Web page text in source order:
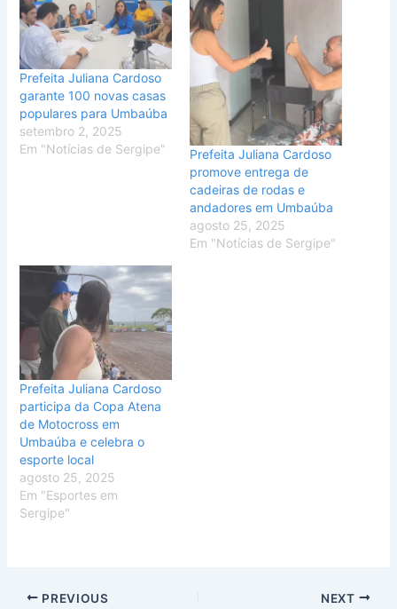
Prefeita Juliana Cardoso
garante 100 novas casas
populares para Umbaúba
setembro 2, 2025
Em "Notícias de Sergipe"
Prefeita Juliana Cardoso
promove entrega de
cadeiras de rodas e
andadores em Umbaúba
agosto 25, 2025
Em "Notícias de Sergipe"
Prefeita Juliana Cardoso
participa da Copa Atena
de Motocross em
Umbaúba e celebra o
esporte local
agosto 25, 2025
Em "Esportes em
Sergipe"
PREVIOUS NEXT